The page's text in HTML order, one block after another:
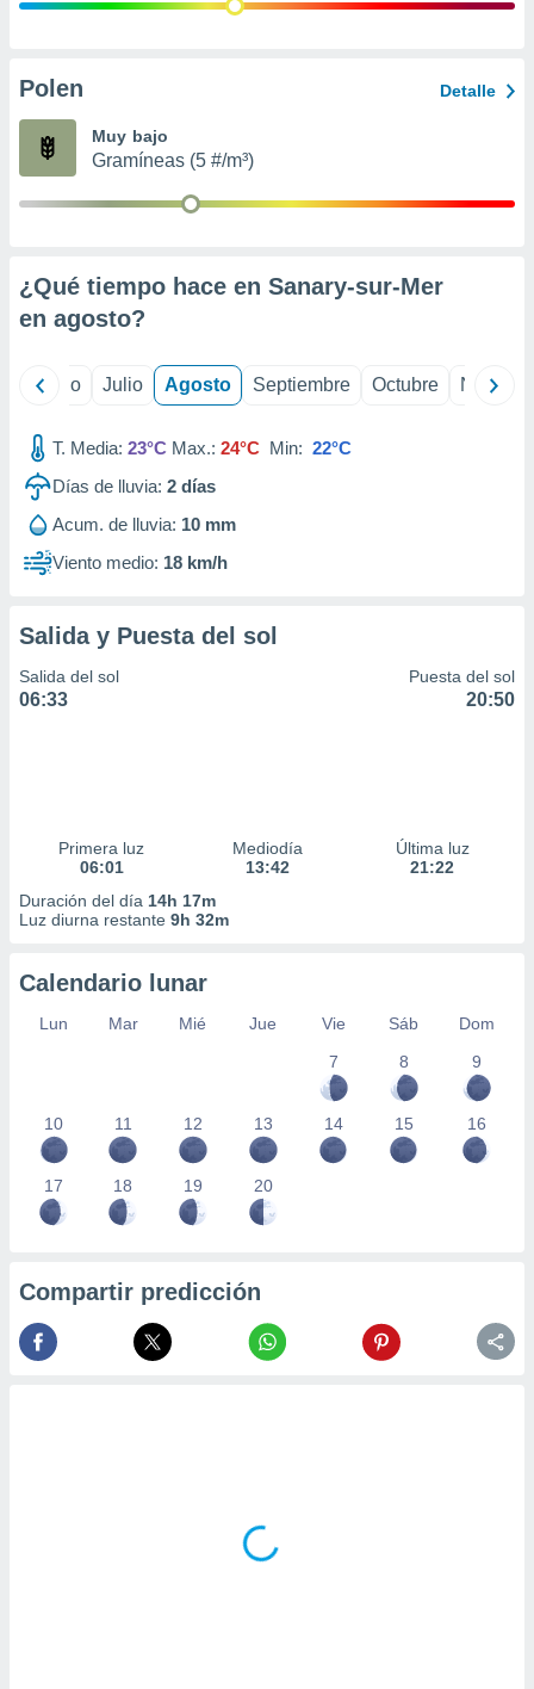
publicidad
de
Polen Detalle
Muy bajo
Gramíneas (5 #/m³)
¿Qué tiempo hace en Sanary-sur-Mer
en agosto?
Junio Julio Agosto Septiembre Octubre
T. Media: 23°C Max.: 24°C Min: 22°C
Días de lluvia: 2 días
Acum. de lluvia: 10 mm
Viento medio: 18 km/h
Salida y Puesta del sol
Salida del sol
06:33
Puesta del sol
20:50
Primera luz
06:01
Mediodía
13:42
Última luz
21:22
Duración del día 14h 17m
Luz diurna restante 9h 32m
Calendario lunar
Lun Mar Mié Jue Vie Sáb
Dom
7
8 9
10 11 12 13 14 15 16
17 18 19 20
Compartir predicción